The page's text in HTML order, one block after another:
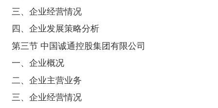
三、企业经营情况
四、企业发展策略分析
第三节 中国诚通控股集团有限公司
一、企业概况
二、企业主营业务
三、企业经营情况